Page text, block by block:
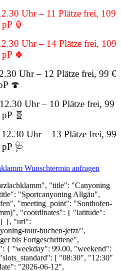
Uhr – 11 Plätze frei, 109
🏮
Uhr – 14 Plätze frei, 109
🍀
Uhr – 12 Plätze frei, 99 €
🍄
Uhr – 10 Plätze frei, 99
🧬
Uhr – 13 Plätze frei, 99
🩺
Wunschtermin anfragen
"title": "Canyoning
"Sportcanyoning Allgäu",
"meeting_point": "Sonthofen-
"coordinates": { "latitude":
} }, "url":
tour-buchen-jetzt/",
bis Fortgeschrittene",
{ "weekday": 99.00, "weekend":
[ "08:30", "12:30"
"2026-06-12",